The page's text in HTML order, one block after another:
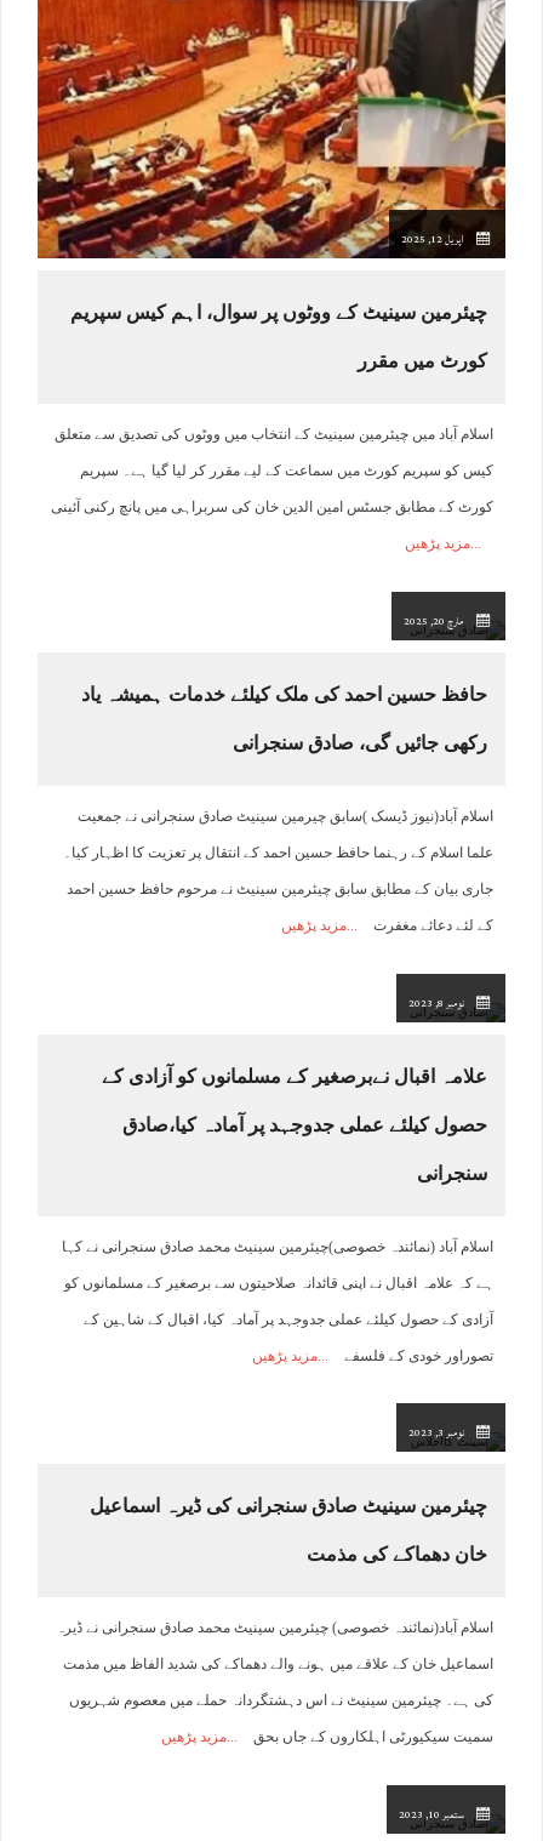
اپریل 12, 2025
چیئرمین سینیٹ کے ووٹوں پر سوال، اہم کیس سپریم
کورٹ میں مقرر
اسلام آباد میں چیئرمین سینیٹ کے انتخاب میں ووٹوں کی تصدیق سے متعلق
کیس کو سپریم کورٹ میں سماعت کے لیے مقرر کر لیا گیا ہے۔ سپریم
کورٹ کے مطابق جسٹس امین الدین خان کی سربراہی میں پانچ رکنی آئینی
مزید پڑھیں
مارچ 20, 2025
حافظ حسین احمد کی ملک کیلئے خدمات ہمیشہ یاد
رکھی جائیں گی، صادق سنجرانی
اسلام آباد(نیوز ڈیسک )سابق چیرمین سینیٹ صادق سنجرانی نے جمعیت
علما اسلام کے رہنما حافظ حسین احمد کے انتقال پر تعزیت کا اظہار کیا۔
جاری بیان کے مطابق سابق چیئرمین سینیٹ نے مرحوم حافظ حسین احمد
کے لئے دعائے مغفرت مزید پڑھیں
نومبر 8, 2023
علامہ اقبال نےبرصغیر کے مسلمانوں کو آزادی کے
حصول کیلئے عملی جدوجہد پر آمادہ کیا،صادق
سنجرانی
اسلام آباد (نمائندہ خصوصی)چیئرمین سینیٹ محمد صادق سنجرانی نے کہا
ہے کہ علامہ اقبال نے اپنی قائدانہ صلاحیتوں سے برصغیر کے مسلمانوں کو
آزادی کے حصول کیلئے عملی جدوجہد پر آمادہ کیا، اقبال کے شاہین کے
تصوراور خودی کے فلسفے مزید پڑھیں
نومبر 3, 2023
چیئرمین سینیٹ صادق سنجرانی کی ڈیرہ اسماعیل
خان دھماکے کی مذمت
اسلام آباد(نمائندہ خصوصی) چیئرمین سینیٹ محمد صادق سنجرانی نے ڈیرہ
اسماعیل خان کے علاقے میں ہونے والے دھماکے کی شدید الفاظ میں مذمت
کی ہے۔ چیئرمین سینیٹ نے اس دہشتگردانہ حملے میں معصوم شہریوں
سمیت سیکیورٹی اہلکاروں کے جاں بحق مزید پڑھیں
ستمبر 10, 2023